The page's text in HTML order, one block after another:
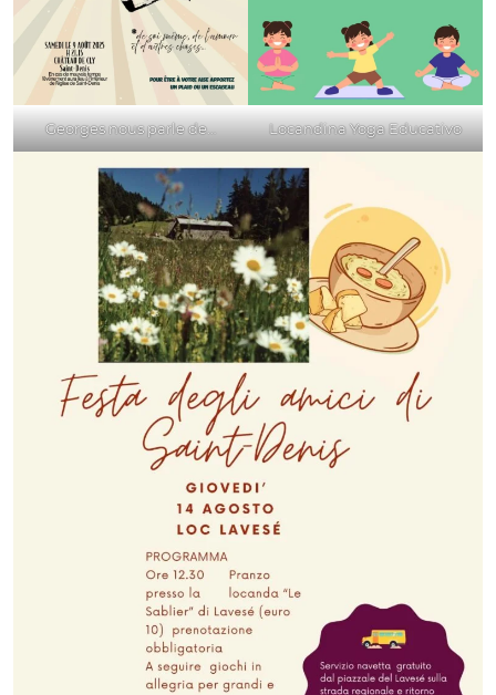
Georges nous parle de… Locandina Yoga Educativo